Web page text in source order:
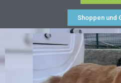
Shoppen und